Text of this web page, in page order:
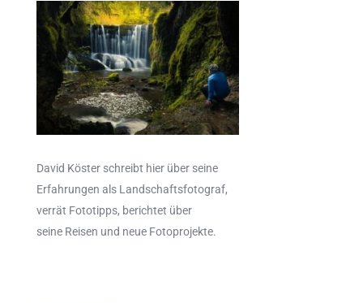
David Köster schreibt hier über seine
Erfahrungen als Landschaftsfotograf,
verrät Fototipps, berichtet über
seine Reisen und neue Fotoprojekte.